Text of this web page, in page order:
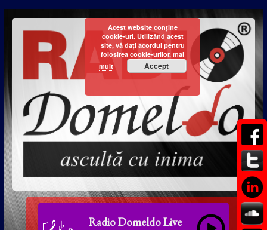
Radio Domeldo Live
Acest website conține
cookie-uri. Utilizând acest
site, vă dați acordul pentru
folosirea cookie-urilor. mai
mult
Accept